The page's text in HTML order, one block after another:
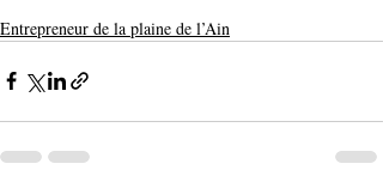
Entrepreneur de la plaine de l’Ain